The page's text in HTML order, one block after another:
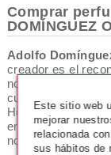
Comprar
DOMÍNGUEZ
Adolfo
creador es el
nombre. Sus
cuando dicha
Hombre". La
encargó de vestir
norteamericana
Este sitio web
mejorar
relacionada
sus hábitos de